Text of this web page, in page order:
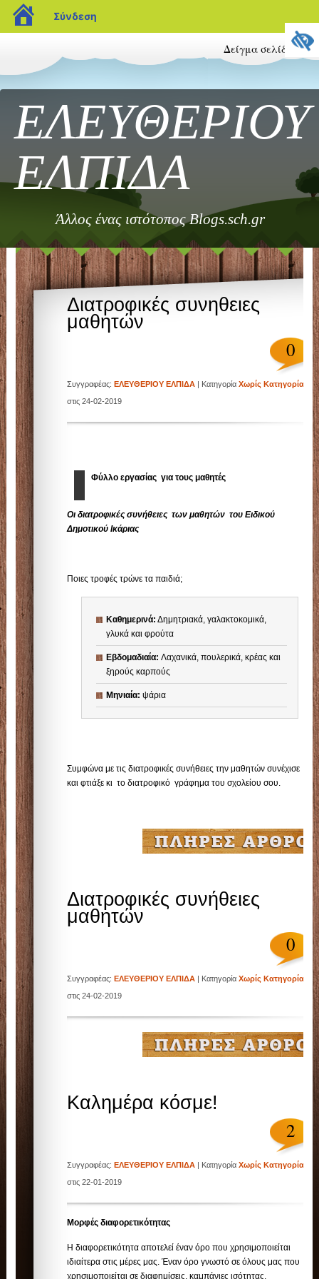
blogs.sch.gr
Σύνδεση
Δείγμα σελίδας
ΕΛΕΥΘΕΡΙΟΥ
ΕΛΠΙΔΑ
Άλλος ένας ιστότοπος Blogs.sch.gr
Διατροφικές συνηθειες
μαθητών
0
Συγγραφέας:ΕΛΕΥΘΕΡΙΟΥ ΕΛΠΙΔΑ | ΚατηγορίαΧωρίς Κατηγορία
στις 24-02-2019
Φύλλο εργασίας για τους μαθητές
Οι διατροφικές συνήθειες των μαθητών του Ειδικού
Δημοτικού Ικάριας
Ποιες τροφές τρώνε τα παιδιά;
Kαθημερινά: Δημητριακά, γαλακτοκομικά,
γλυκά και φρούτα
Eβδομαδιαία:Λαχανικά, πουλερικά, κρέας και
ξηρούς καρπούς
Μηνιαία: ψάρια
Συμφώνα με τις διατροφικές συνήθειες την μαθητών συνέχισε
και φτιάξε κι το διατροφικό γράφημα του σχολείου σου.
Διατροφικές συνήθειες
μαθητών
0
Συγγραφέας:ΕΛΕΥΘΕΡΙΟΥ ΕΛΠΙΔΑ | ΚατηγορίαΧωρίς Κατηγορία
στις 24-02-2019
Καλημέρα κόσμε!
2
Συγγραφέας:ΕΛΕΥΘΕΡΙΟΥ ΕΛΠΙΔΑ | ΚατηγορίαΧωρίς Κατηγορία
στις 22-01-2019
Μορφές διαφορετικότητας
H διαφορετικότητα αποτελεί έναν όρο που χρησιμοποιείται
ιδιαίτερα στις μέρες μας. Έναν όρο γνωστό σε όλους μας που
χρησιμοποιείται σε διαφημίσεις, καμπάνιες ισότητας,